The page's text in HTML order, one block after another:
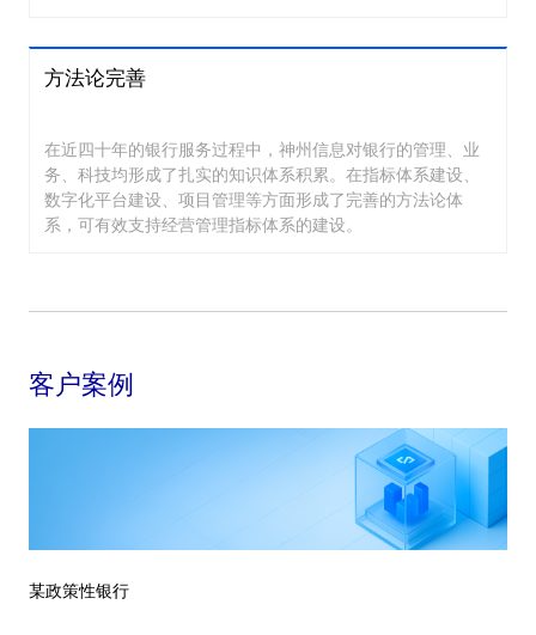
方法论完善
在近四十年的银行服务过程中，神州信息对银行的管理、业
务、科技均形成了扎实的知识体系积累。在指标体系建设、
数字化平台建设、项目管理等方面形成了完善的方法论体
系，可有效支持经营管理指标体系的建设。
客户案例
某政策性银行